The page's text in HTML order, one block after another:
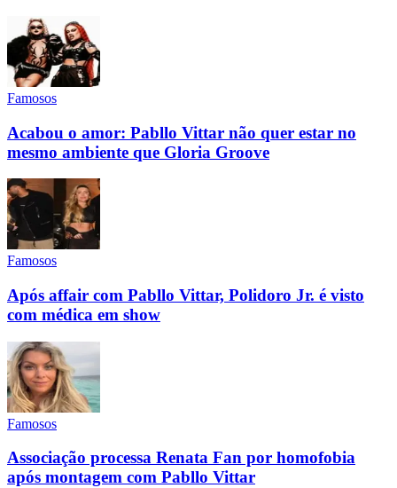
Famosos
Acabou o amor: Pabllo Vittar não quer estar no
mesmo ambiente que Gloria Groove
Famosos
Após affair com Pabllo Vittar, Polidoro Jr. é visto
com médica em show
Famosos
Associação processa Renata Fan por homofobia
após montagem com Pabllo Vittar